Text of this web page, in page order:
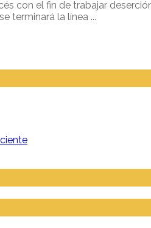
con el fin de trabajar
terminará la línea ...